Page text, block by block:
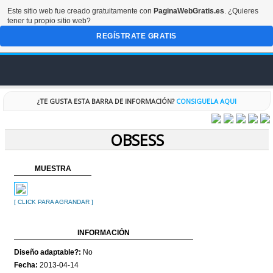
FORO
CODIGOS
ESPECIALES
¿TE GUSTA ESTA BARRA DE INFORMACIÓN? CONSIGUELA AQUI
OBSESS
MUESTRA
[ CLICK PARA AGRANDAR ]
INFORMACIÓN
Diseño adaptable?: No
Fecha: 2013-04-14
Este sitio web fue creado gratuitamente con PaginaWebGratis.es. ¿Quieres
tener tu propio sitio web?
REGÍSTRATE GRATIS